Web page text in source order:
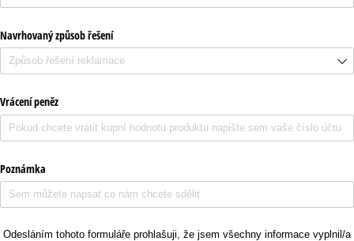
Navrhovaný způsob řešení
Vrácení peněz
Poznámka
Odesláním tohoto formuláře prohlašuji, že jsem všechny informace vyplnil/a